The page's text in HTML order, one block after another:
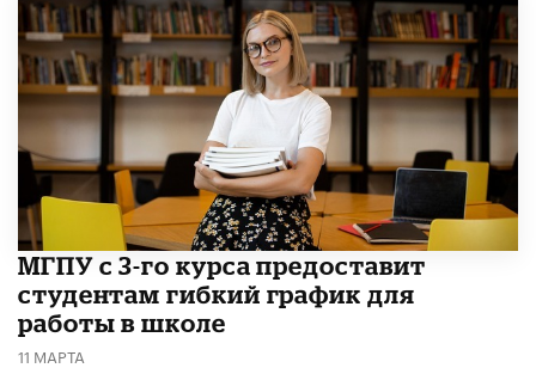
МГПУ с 3-го курса предоставит
студентам гибкий график для
работы в школе
11 МАРТА